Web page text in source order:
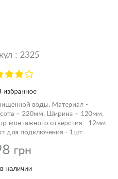
: 2325
избранное
воды. Материал -
– 220мм. Ширина – 120мм.
монтажного отверстия - 12мм.
для подключения - 1шт.
грн
наличии